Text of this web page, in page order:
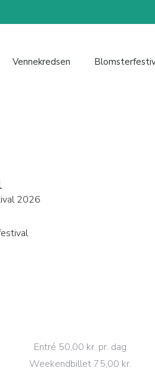
Vennekredsen
2026
Entré 50,00 kr. pr. dag
Weekendbillet 75,00 kr.